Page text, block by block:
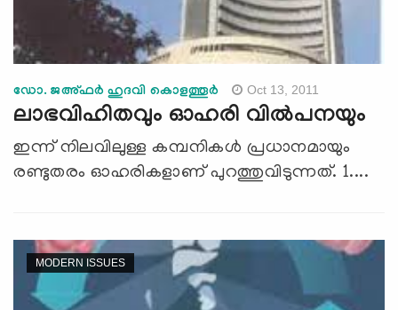
ഡോ. ജഅ്ഫര്‍ ഹുദവി കൊളത്തൂര്‍ Oct 13, 2011
ലാഭവിഹിതവും ഓഹരി വില്‍പനയും
ഇന്ന് നിലവിലുള്ള കമ്പനികള്‍ പ്രധാനമായും
രണ്ടുതരം ഓഹരികളാണ് പുറത്തുവിടുന്നത്. 1....
MODERN ISSUES